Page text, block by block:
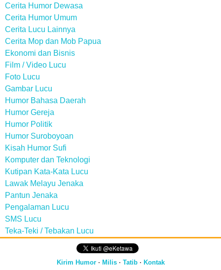
Cerita Humor Dewasa
Cerita Humor Umum
Cerita Lucu Lainnya
Cerita Mop dan Mob Papua
Ekonomi dan Bisnis
Film / Video Lucu
Foto Lucu
Gambar Lucu
Humor Bahasa Daerah
Humor Gereja
Humor Politik
Humor Suroboyoan
Kisah Humor Sufi
Komputer dan Teknologi
Kutipan Kata-Kata Lucu
Lawak Melayu Jenaka
Pantun Jenaka
Pengalaman Lucu
SMS Lucu
Teka-Teki / Tebakan Lucu
Kirim Humor· Milis· Tatib· Kontak